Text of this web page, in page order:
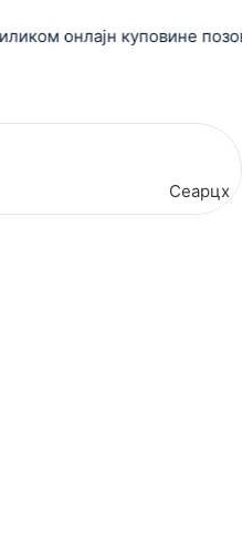
онлајн куповине позовите:
Сеарцх